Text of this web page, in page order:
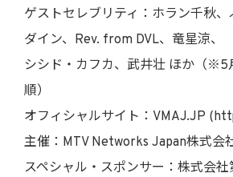
ゲストセレブリティ：ホラン千秋
ダイン、Rev. from DVL、竜星涼、
シシド・カフカ、武井壮 ほか（※5
順）
オフィシャルサイト：VMAJ.JP
主催：MTV Networks Japan株式会
スペシャル・スポンサー：株式会